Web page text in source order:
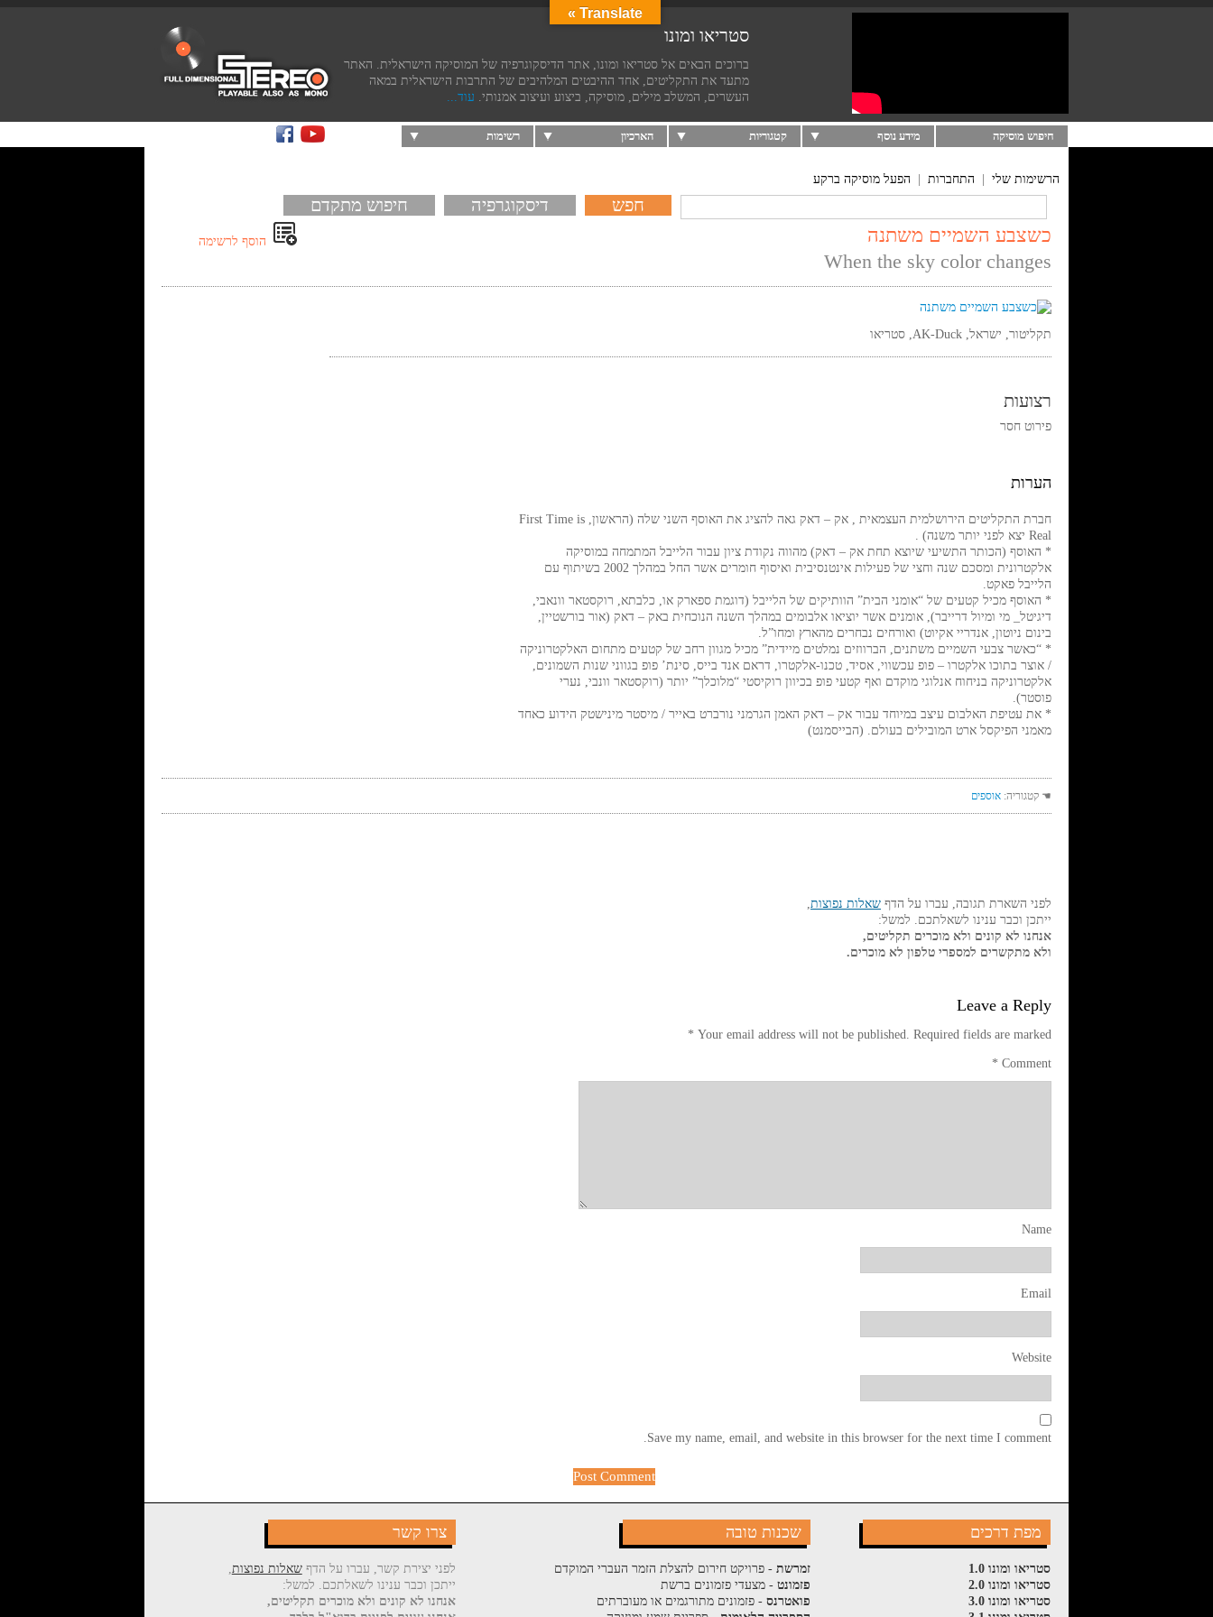
סטריאו ומונו
ברוכים הבאים אל סטריאו ומונו, אתר הדיסקוגרפיה של המוסיקה הישראלית. האתר
מתעד את התקליטים, אחד ההיבטים המלהיבים של התרבות הישראלית במאה
העשרים, המשלב מילים, מוסיקה, ביצוע ועיצוב אמנותי. עוד...
חיפוש מוסיקה מידע נוסף קטגוריות הארכיון רשימות
הרשימות שלי התחברות הפעל מוסיקה ברקע
דיסקוגרפיה חיפוש מתקדם
הוסף לרשימה
כשצבע השמיים משתנה
When the sky color changes
תקליטור, ישראל, AK-Duck, סטריאו
רצועות
פירוט חסר
הערות
חברת התקליטים הירושלמית העצמאית , אק – דאק גאה להציג את האוסף השני שלה (הראשון, First Time is
Real יצא לפני יותר משנה) .
* האוסף (הכותר התשיעי שיוצא תחת אק – דאק) מהווה נקודת ציון עבור הלייבל המתמחה במוסיקה
אלקטרונית ומסכם שנה וחצי של פעילות אינטנסיבית ואיסוף חומרים אשר החל במהלך 2002 בשיתוף עם
הלייבל פאקט.
* האוסף מכיל קטעים של “אומני הבית” הוותיקים של הלייבל (דוגמת ספארק או, כלבתא, רוקסטאר וונאבי,
דיגיטל_ מי ומיול דרייבר), אומנים אשר יוציאו אלבומים במהלך השנה הנוכחית באק – דאק (אור בורשטיין,
בינום ניוטון, אנדריי אקיוט) ואורחים נבחרים מהארץ ומחו”ל.
* “כאשר צבעי השמיים משתנים, הברווזים נמלטים מיידית” מכיל מגוון רחב של קטעים מתחום האלקטרוניקה
/ אוצר בתוכו אלקטרו – פופ עכשווי, אסיד, טכנו-אלקטרו, דראם אנד בייס, סינת’ פופ בגווני שנות השמונים,
אלקטרוניקה בניחוח אנלוגי מוקדם ואף קטעי פופ בכיוון רוקיסטי “מלוכלך” יותר (רוקסטאר וונבי, נערי
פוסטר).
* את עטיפת האלבום עיצב במיוחד עבור אק – דאק האמן הגרמני נורברט באייר / מיסטר מינישטק הידוע כאחד
מאמני הפיקסל ארט המובילים בעולם. (הבייסמנט)
☚ קטגוריה: אוספים
לפני השארת תגובה, עברו על הדף שאלות נפוצות,
ייתכן וכבר ענינו לשאלתכם. למשל:
אנחנו לא קונים ולא מוכרים תקליטים,
ולא מתקשרים למספרי טלפון לא מוכרים.
Leave a Reply
Your email address will not be published. Required fields are marked
*
Comment
*
Name
Email
Website
Save my name, email, and website in this browser for the next time I comment.
צרו קשר
לפני יצירת קשר, עברו על הדףשאלות נפוצות,
ייתכן וכבר ענינו לשאלתכם. למשל:
אנחנו לא קונים ולא מוכרים תקליטים,
מפת דרכים
סטריאו ומונו 1.0
סטריאו ומונו 2.0
סטריאו ומונו 3.0
שכנות טובה
זמרשת- פרויקט חירום להצלת הזמר העברי המוקדם
פזמונט- מצעדי פזמונים ברשת
פואטרנס- פזמונים מתורגמים או מעוברתים
Translate »